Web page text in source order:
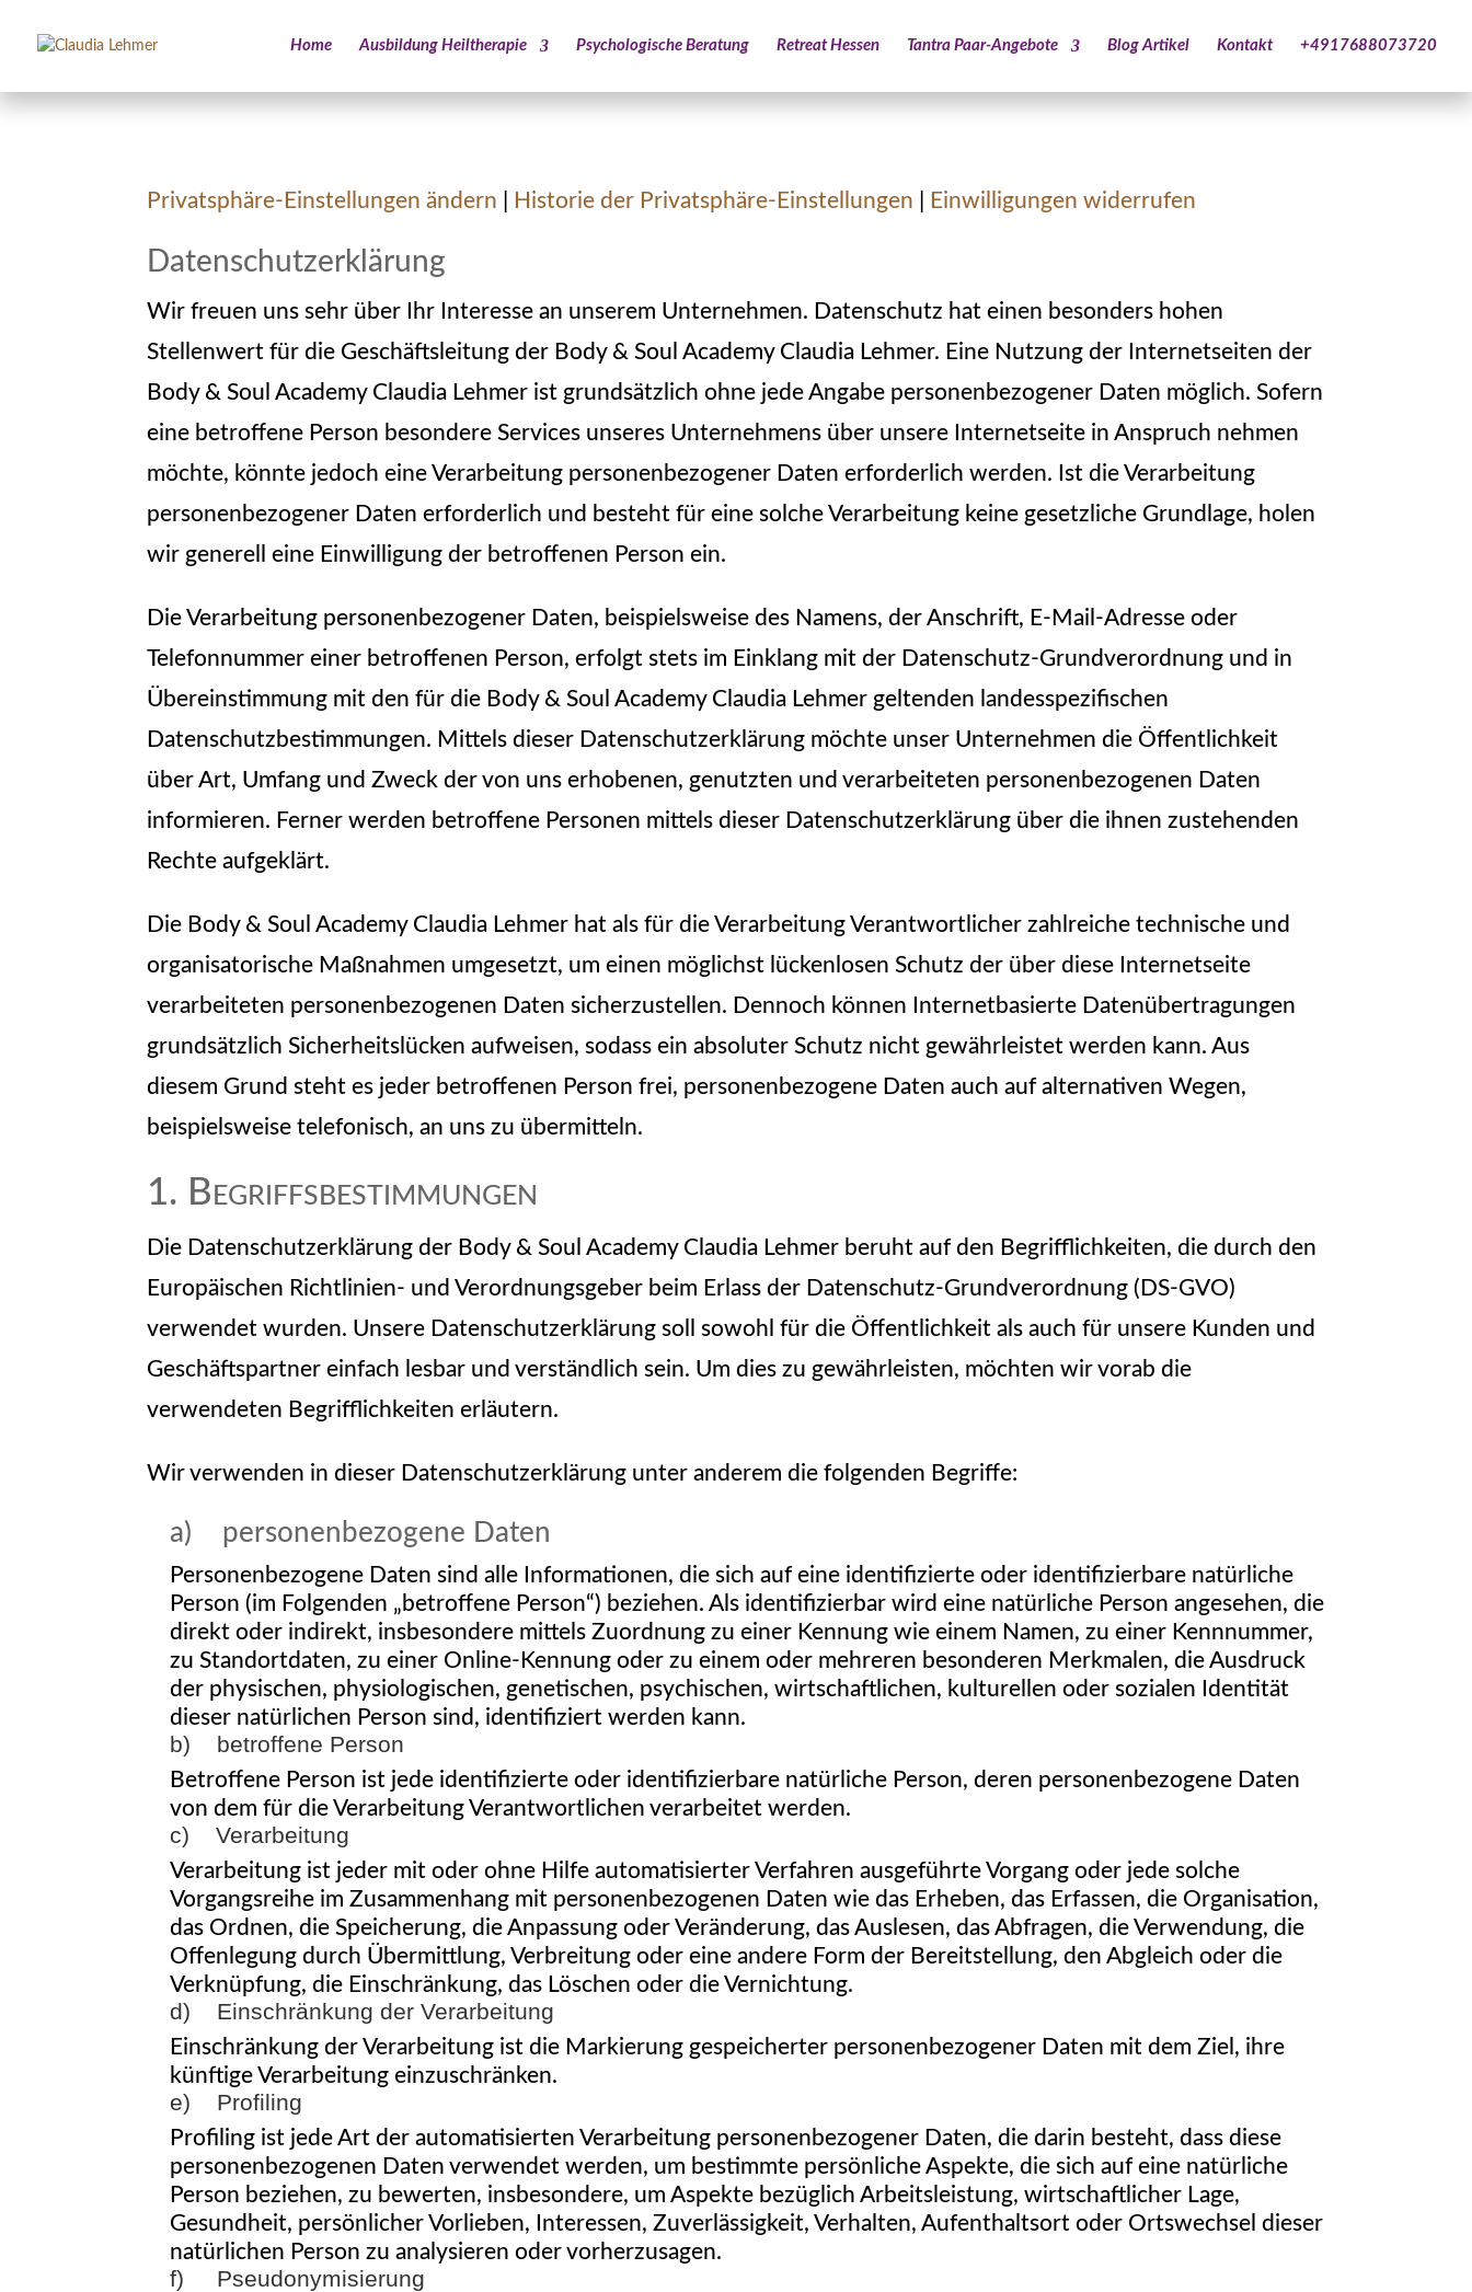
Home Ausbildung Heiltherapie Psychologische Beratung Retreat Hessen Tantra Paar-Angebote Blog Artikel Kontakt +4917688073720
Privatsphäre-Einstellungen ändern Historie der Privatsphäre-Einstellungen Einwilligungen widerrufen
Datenschutzerklärung
Wir freuen uns sehr über Ihr Interesse an unserem Unternehmen. Datenschutz hat einen besonders hohen
Stellenwert für die Geschäftsleitung der Body & Soul Academy Claudia Lehmer. Eine Nutzung der Internetseiten der
Body & Soul Academy Claudia Lehmer ist grundsätzlich ohne jede Angabe personenbezogener Daten möglich. Sofern
eine betroffene Person besondere Services unseres Unternehmens über unsere Internetseite in Anspruch nehmen
möchte, könnte jedoch eine Verarbeitung personenbezogener Daten erforderlich werden. Ist die Verarbeitung
personenbezogener Daten erforderlich und besteht für eine solche Verarbeitung keine gesetzliche Grundlage, holen
wir generell eine Einwilligung der betroffenen Person ein.
Die Verarbeitung personenbezogener Daten, beispielsweise des Namens, der Anschrift, E-Mail-Adresse oder
Telefonnummer einer betroffenen Person, erfolgt stets im Einklang mit der Datenschutz-Grundverordnung und in
Übereinstimmung mit den für die Body & Soul Academy Claudia Lehmer geltenden landesspezifischen
Datenschutzbestimmungen. Mittels dieser Datenschutzerklärung möchte unser Unternehmen die Öffentlichkeit
über Art, Umfang und Zweck der von uns erhobenen, genutzten und verarbeiteten personenbezogenen Daten
informieren. Ferner werden betroffene Personen mittels dieser Datenschutzerklärung über die ihnen zustehenden
Rechte aufgeklärt.
Die Body & Soul Academy Claudia Lehmer hat als für die Verarbeitung Verantwortlicher zahlreiche technische und
organisatorische Maßnahmen umgesetzt, um einen möglichst lückenlosen Schutz der über diese Internetseite
verarbeiteten personenbezogenen Daten sicherzustellen. Dennoch können Internetbasierte Datenübertragungen
grundsätzlich Sicherheitslücken aufweisen, sodass ein absoluter Schutz nicht gewährleistet werden kann. Aus
diesem Grund steht es jeder betroffenen Person frei, personenbezogene Daten auch auf alternativen Wegen,
beispielsweise telefonisch, an uns zu übermitteln.
1. Begriffsbestimmungen
Die Datenschutzerklärung der Body & Soul Academy Claudia Lehmer beruht auf den Begrifflichkeiten, die durch den
Europäischen Richtlinien- und Verordnungsgeber beim Erlass der Datenschutz-Grundverordnung (DS-GVO)
verwendet wurden. Unsere Datenschutzerklärung soll sowohl für die Öffentlichkeit als auch für unsere Kunden und
Geschäftspartner einfach lesbar und verständlich sein. Um dies zu gewährleisten, möchten wir vorab die
verwendeten Begrifflichkeiten erläutern.
Wir verwenden in dieser Datenschutzerklärung unter anderem die folgenden Begriffe:
a) personenbezogene Daten
Personenbezogene Daten sind alle Informationen, die sich auf eine identifizierte oder identifizierbare natürliche
Person (im Folgenden „betroffene Person“) beziehen. Als identifizierbar wird eine natürliche Person angesehen, die
direkt oder indirekt, insbesondere mittels Zuordnung zu einer Kennung wie einem Namen, zu einer Kennnummer,
zu Standortdaten, zu einer Online-Kennung oder zu einem oder mehreren besonderen Merkmalen, die Ausdruck
der physischen, physiologischen, genetischen, psychischen, wirtschaftlichen, kulturellen oder sozialen Identität
dieser natürlichen Person sind, identifiziert werden kann.
b) betroffene Person
Betroffene Person ist jede identifizierte oder identifizierbare natürliche Person, deren personenbezogene Daten
von dem für die Verarbeitung Verantwortlichen verarbeitet werden.
c) Verarbeitung
Verarbeitung ist jeder mit oder ohne Hilfe automatisierter Verfahren ausgeführte Vorgang oder jede solche
Vorgangsreihe im Zusammenhang mit personenbezogenen Daten wie das Erheben, das Erfassen, die Organisation,
das Ordnen, die Speicherung, die Anpassung oder Veränderung, das Auslesen, das Abfragen, die Verwendung, die
Offenlegung durch Übermittlung, Verbreitung oder eine andere Form der Bereitstellung, den Abgleich oder die
Verknüpfung, die Einschränkung, das Löschen oder die Vernichtung.
d) Einschränkung der Verarbeitung
Einschränkung der Verarbeitung ist die Markierung gespeicherter personenbezogener Daten mit dem Ziel, ihre
künftige Verarbeitung einzuschränken.
e) Profiling
Profiling ist jede Art der automatisierten Verarbeitung personenbezogener Daten, die darin besteht, dass diese
personenbezogenen Daten verwendet werden, um bestimmte persönliche Aspekte, die sich auf eine natürliche
Person beziehen, zu bewerten, insbesondere, um Aspekte bezüglich Arbeitsleistung, wirtschaftlicher Lage,
Gesundheit, persönlicher Vorlieben, Interessen, Zuverlässigkeit, Verhalten, Aufenthaltsort oder Ortswechsel dieser
natürlichen Person zu analysieren oder vorherzusagen.
f) Pseudonymisierung